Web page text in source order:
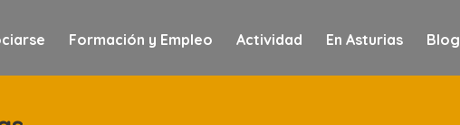
Formación y Empleo Actividad En Asturias Blog